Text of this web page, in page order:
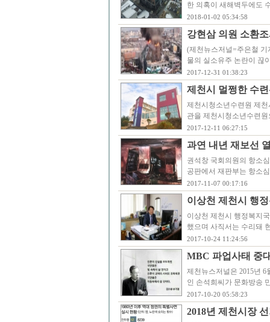
한 의혹이 새해벽두에도
2018-01-02 05:34:58
강현삼 의원 소환
(제천뉴스저널=주은철
물의 실소유주 논란이 끊
2017-12-31 01:38:23
제천시 멀쩡한 수
제천시청소년수련원 제
관을 제천시청소년수련
2017-12-11 06:27:15
과연 내년 재보선
권석창 국회의원의 항소
공판에서 재판부는 항소
2017-11-07 00:17:16
이상천 제천시 행
이상천 제천시 행정복지
했으며 사직서는 수리돼
2017-10-24 11:24:56
MBC 파업사태 중
제천뉴스저널은 2015년
인 손석희씨가 문화방송
2017-10-20 05:58:23
2018년 제천시장